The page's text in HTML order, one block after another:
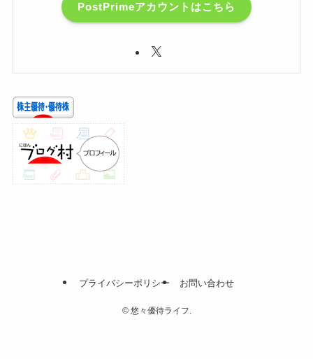
PostPrimeアカウントはこちら
プライバシーポリシー お問い合わせ
©悠々優待ライフ.